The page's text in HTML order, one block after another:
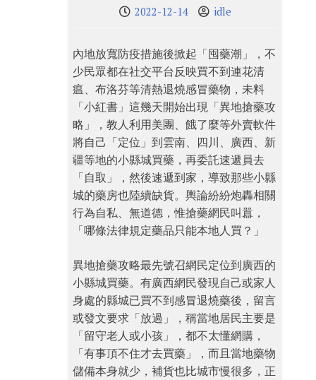
2022-12-14 idle
內地放寬防疫措施後掀起「囤藥潮」，不
少民眾都在社交平台反映買不到連花清
瘟、布洛芬等清熱退燒感冒藥物，未料
「小紅書」這幾天開始出現「異地搶藥攻
略」，教人利用美團、餓了麼等外賣軟件
將自己「定位」到雲南、四川、廣西、新
疆等地的小縣城買藥，再委託速遞員去
「自取」，然後速遞到家，導致那些小縣
城的藥房也陸續缺貨。輿論紛紛炮轟相關
行為自私、無道德，惟搶藥網民叫囂，
「哪條法律規定藥品只能本地人買？」
異地搶藥攻略最先號召網民定位到廣西的
小縣城買藥。有廣西網民發現自己或家人
身處的縣城已買不到感冒退燒藥後，留言
或發文要求「放過」，稱當地居民主要是
「留守老人或小孩」，都不太懂網購，
「有事頂不住才去買藥」，而且當地藥物
儲備本身就少，補貨也比城市慢很多，正